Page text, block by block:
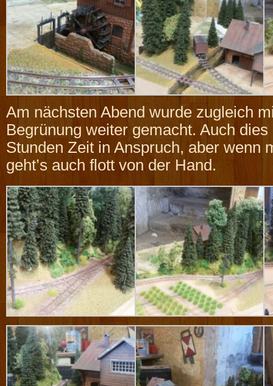
Am nächsten Abend wurde zugleich
Begrünung weiter gemacht. Auch
Stunden Zeit in Anspruch, aber wenn
geht’s auch flott von der Hand.